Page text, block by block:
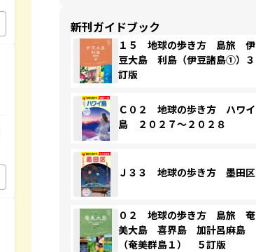
新刊ガイドブック
１５ 地球の歩き方 島旅 伊
豆大島 利島（伊豆諸島①）３
訂版
Ｃ０２ 地球の歩き方 ハワイ
島 ２０２７～２０２８
Ｊ３３ 地球の歩き方 墨田区
０２ 地球の歩き方 島旅 奄
美大島 喜界島 加計呂麻島
（奄美群島１） ５訂版